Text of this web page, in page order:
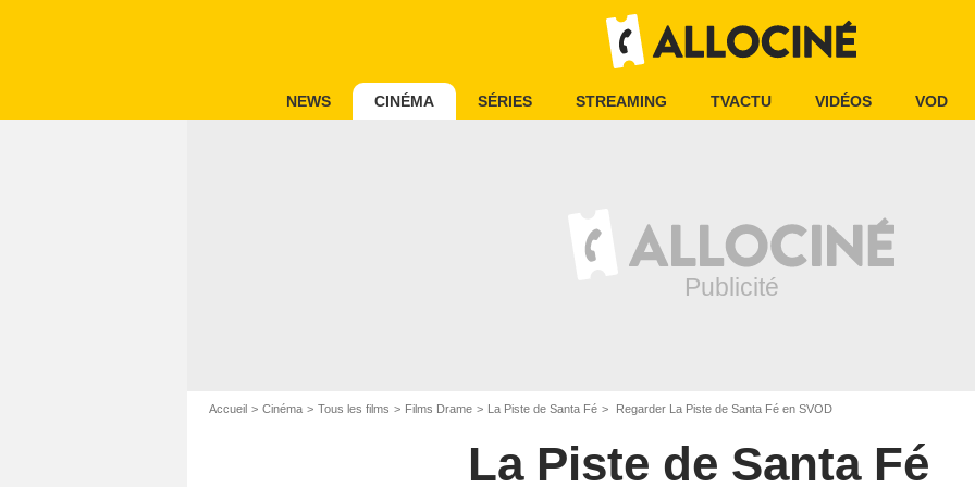
NEWS CINÉMA SÉRIES STREAMING TVACTU VIDÉOS VOD
Accueil Cinéma Tous les films Films Drame La Piste de Santa Fé Regarder La Piste de Santa Fé en SVOD
La Piste de Santa Fé